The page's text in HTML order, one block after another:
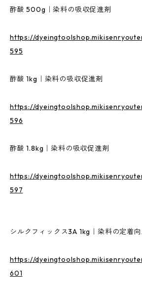
酢酸 500g｜染料の吸収促進剤
https://
595
酢酸 1kg｜染料の吸収促進剤
https://
596
酢酸 1.8kg｜染料の吸収促進剤
https://
597
シルクフィックス3A 1kg｜染料の定着
https://
601